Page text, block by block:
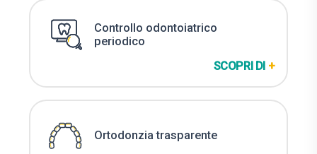
Controllo odontoiatrico
periodico
SCOPRI DI +
Ortodonzia trasparente